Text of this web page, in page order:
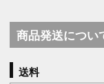
商品発送につい
送料